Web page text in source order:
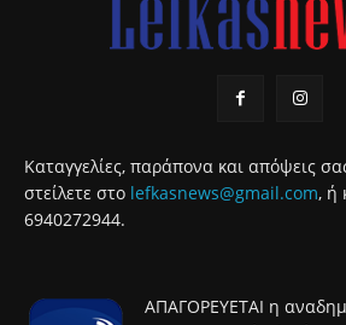
Καταγγελίες, παράπονα και απόψεις
στείλετε στο lefkasnews@gmail.com, ή
6940272944.
ΑΠΑΓΟΡΕΥΕΤΑΙ η